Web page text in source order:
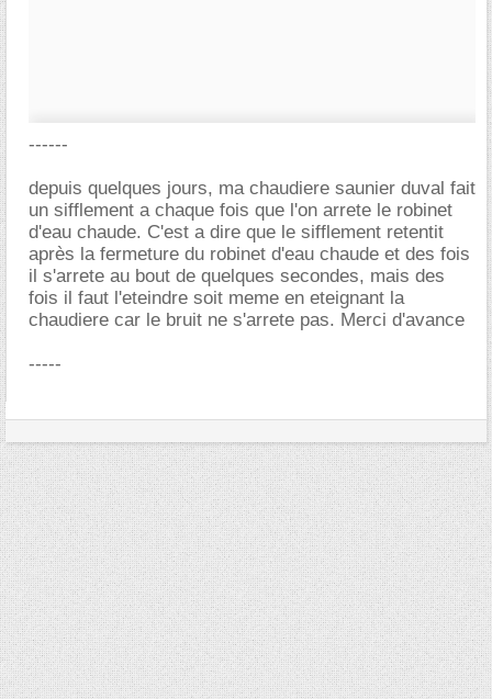
------
depuis quelques jours, ma chaudiere saunier duval fait
un sifflement a chaque fois que l'on arrete le robinet
d'eau chaude. C'est a dire que le sifflement retentit
après la fermeture du robinet d'eau chaude et des fois
il s'arrete au bout de quelques secondes, mais des
fois il faut l'eteindre soit meme en eteignant la
chaudiere car le bruit ne s'arrete pas. Merci d'avance
-----